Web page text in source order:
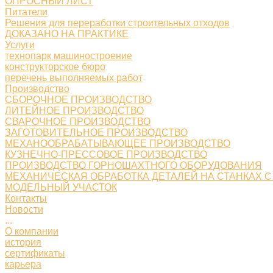
Питатели
Решения для переработки строительных отходов
ДОКАЗАНО НА ПРАКТИКЕ
Услуги
технопарк машиностроение
конструкторское бюро
перечень выполняемых работ
Производство
СБОРОЧНОЕ ПРОИЗВОДСТВО
ЛИТЕЙНОЕ ПРОИЗВОДСТВО
СВАРОЧНОЕ ПРОИЗВОДСТВО
ЗАГОТОВИТЕЛЬНОЕ ПРОИЗВОДСТВО
МЕХАНООБРАБАТЫВАЮЩЕЕ ПРОИЗВОДСТВО
КУЗНЕЧНО-ПРЕССОВОЕ ПРОИЗВОДСТВО
ПРОИЗВОДСТВО ГОРНОШАХТНОГО ОБОРУДОВАНИЯ
МЕХАНИЧЕСКАЯ ОБРАБОТКА ДЕТАЛЕЙ НА СТАНКАХ
МОДЕЛЬНЫЙ УЧАСТОК
Контакты
Новости
...
О компании
история
сертификаты
карьера